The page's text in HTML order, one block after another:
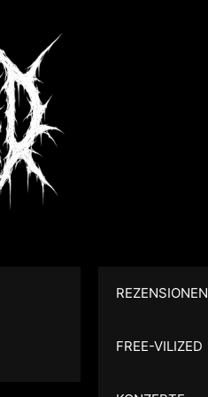
REZENSIONEN
FREE-VILIZED